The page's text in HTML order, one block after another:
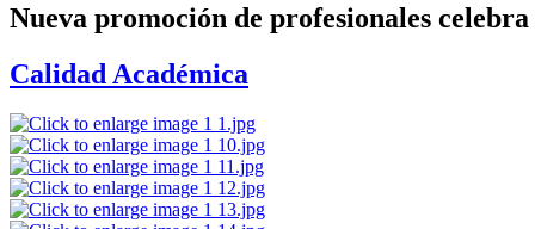
Nueva promoción de profesionales
Calidad Académica